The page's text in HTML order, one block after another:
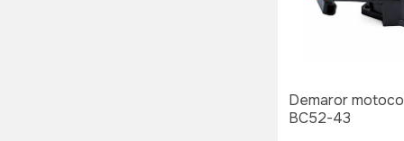
Demaror
BC52-43